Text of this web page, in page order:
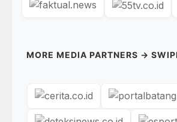
MORE MEDIA PARTNERS →